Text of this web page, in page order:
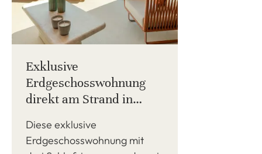
Exklusive
Erdgeschosswohnung
direkt am Strand in
Diese exklusive
Erdgeschosswohnung mit